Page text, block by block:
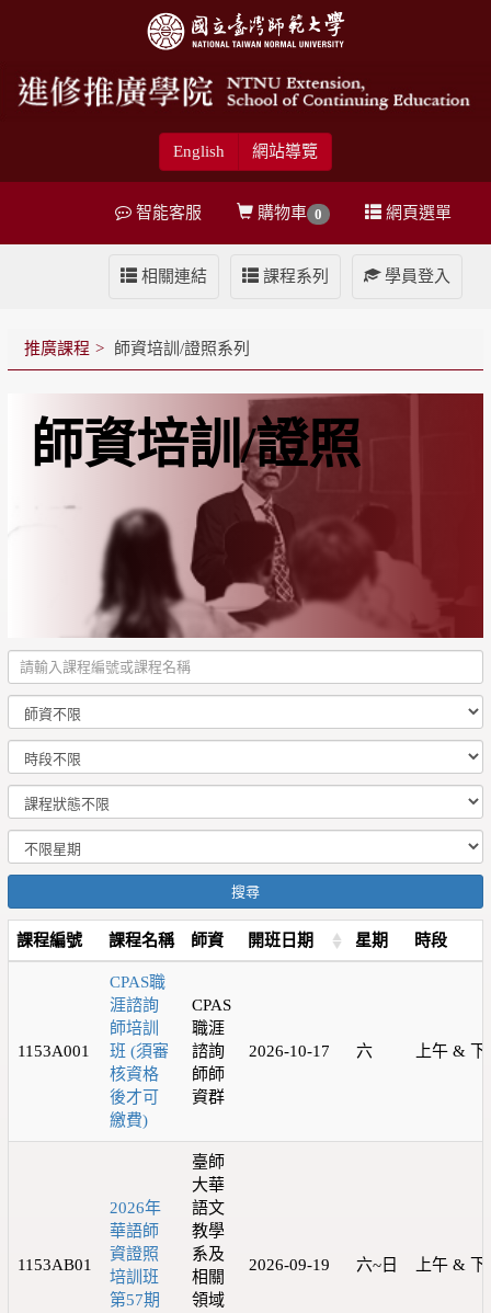
English 網站導覽
網頁選單
購物車 0
智能客服
學員登入
課程系列
相關連結
推廣課程 師資培訓/證照系列
師資培訓/證照
搜尋
課程編號 課程名稱 師資 開班日期 星期 時段
1153A001
CPAS職
涯諮詢
師培訓
班 (須審
核資格
後才可
繳費)
CPAS
職涯
諮詢
師師
資群
2026-10-17 六 上午 & 下
1153AB01
2026年
華語師
資證照
培訓班
第57期
臺師
大華
語文
教學
系及
相關
領域
2026-09-19 六~日 上午 & 下